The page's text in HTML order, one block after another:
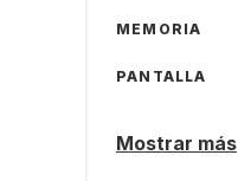
MEMORIA
PANTALLA
Mostrar más